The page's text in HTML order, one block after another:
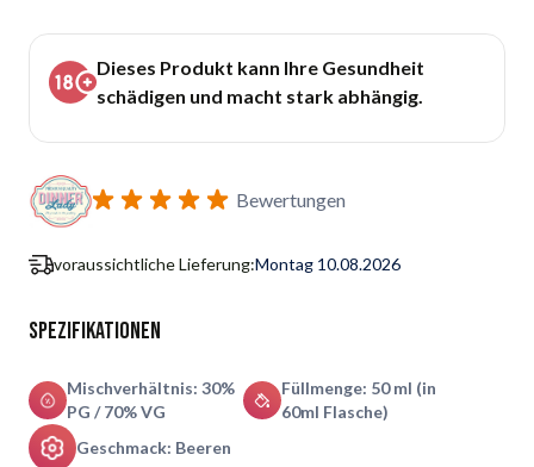
Dieses Produkt kann Ihre Gesundheit
schädigen und macht stark abhängig.
Bewertungen
voraussichtliche Lieferung:Montag 10.08.2026
Spezifikationen
Mischverhältnis: 30%
PG / 70% VG
Füllmenge: 50 ml (in
60ml Flasche)
Geschmack: Beeren